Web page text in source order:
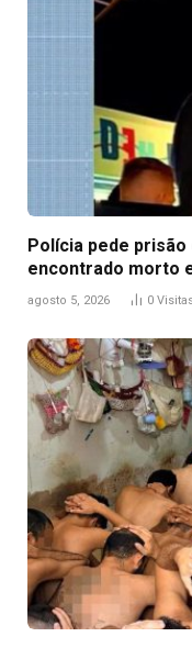
Polícia pede prisão
encontrado morto
agosto 5, 2026 0